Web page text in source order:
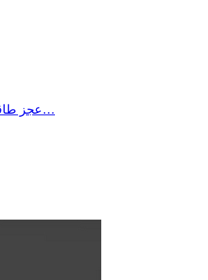
عجز طاقوي، غياب لأي تخطيط على رأس السلطة، تغوّل نقابي، فساد وبيروقراطية إدارية مدمرة وتدخل خارجي فجّ في مسألة الطاقة في تونس.من رأيي، هناك ثلاثة محاور يجب…